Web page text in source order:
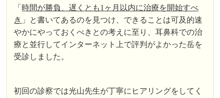
「 時間が勝負、遅くとも1ヶ月以内に治療を開始すべ
き 」と書いてあるのを見つけ、できることは可及的速
やかにやっておくべきとの考えに至り、耳鼻科での治
療と並行してインターネット上で評判がよかった岳を
受診しました。
初回の診察では光山先生が丁寧にヒアリングをしてく